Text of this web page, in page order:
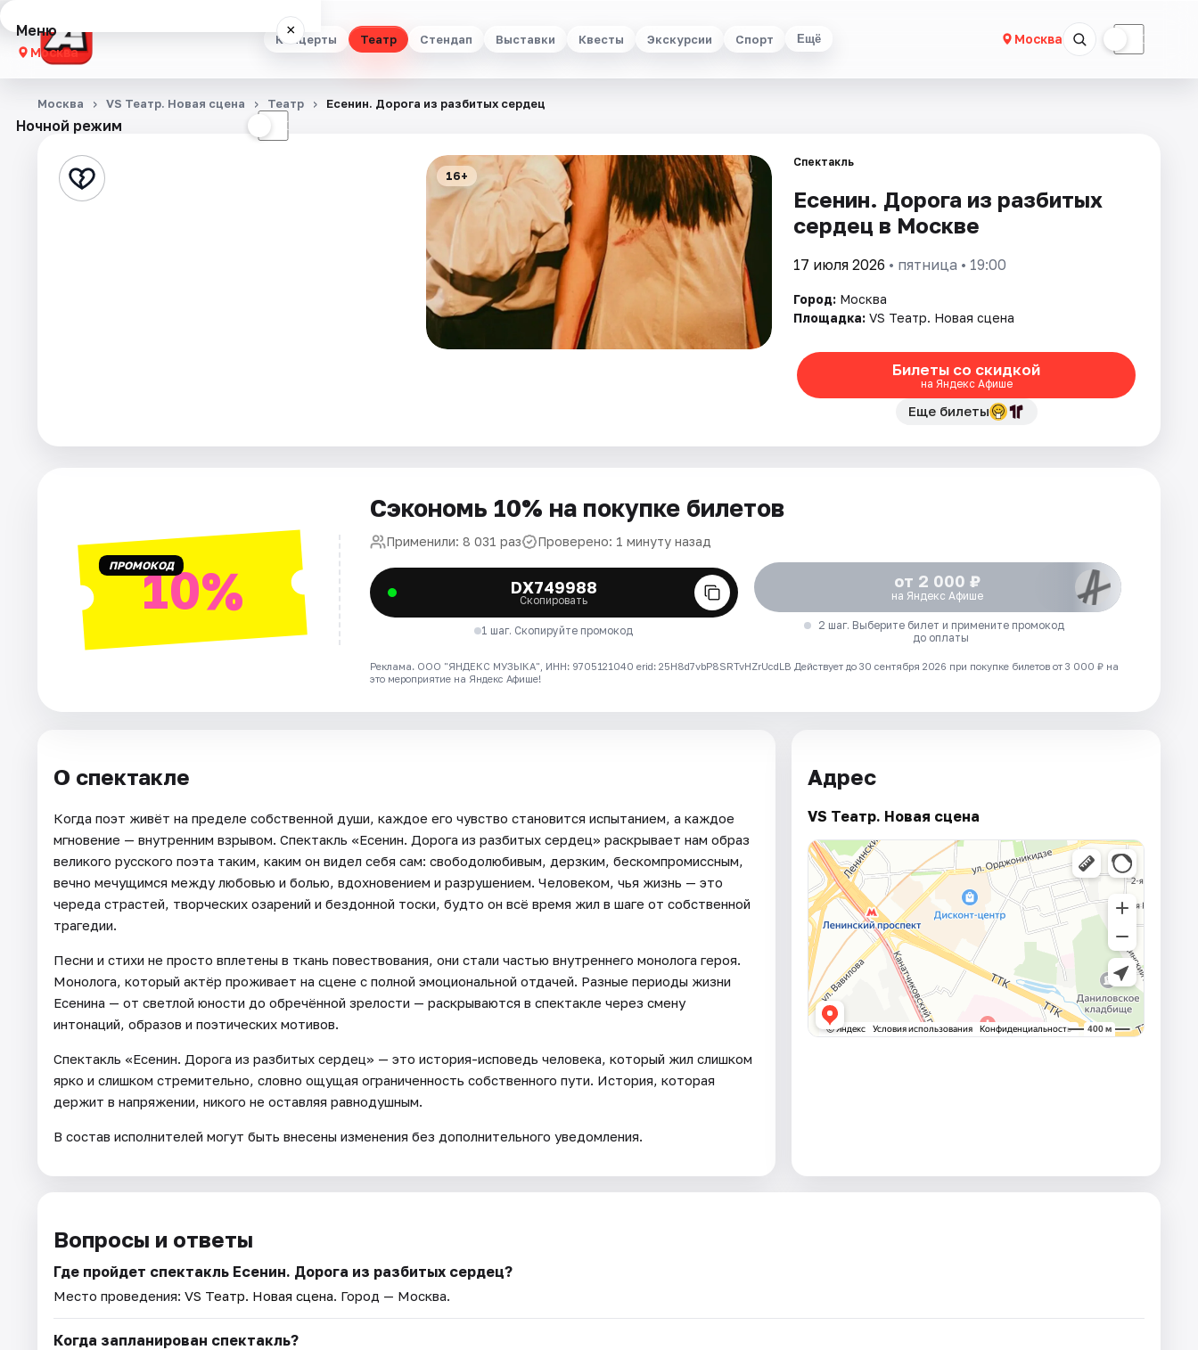
Концерты Театр Стендап Выставки Квесты Экскурсии Спорт Ещё Москва ☾
Меню ×
Москва
Концерты
Стендап
Города
Рейтинги
Ночной режим ☾
Москва VS Театр. Новая сцена Театр Есенин. Дорога из разбитых сердец
16+
Спектакль
Есенин. Дорога из разбитых
сердец в Москве
17 июля 2026 • пятница • 19:00
Город: Москва
Площадка: VS Театр. Новая сцена
Билеты со скидкой
на Яндекс Афише
Еще билеты
ПРОМОКОД10%
Сэкономь 10% на покупке билетов
Применили: 8 031 раз Проверено: 1 минуту назад
DX749988
Скопировать
1 шаг. Скопируйте промокод
от 2 000 ₽
на Яндекс Афише
2 шаг. Выберите билет и примените промокод
до оплаты
Реклама. ООО "ЯНДЕКС МУЗЫКА", ИНН: 9705121040 erid: 25H8d7vbP8SRTvHZrUcdLB Действует до 30 сентября 2026 при покупке билетов от 3 000 ₽ на
это мероприятие на Яндекс Афише!
О спектакле
Когда поэт живёт на пределе собственной души, каждое его чувство становится испытанием, а каждое
мгновение — внутренним взрывом. Спектакль «Есенин. Дорога из разбитых сердец» раскрывает нам образ
великого русского поэта таким, каким он видел себя сам: свободолюбивым, дерзким, бескомпромиссным,
вечно мечущимся между любовью и болью, вдохновением и разрушением. Человеком, чья жизнь — это
череда страстей, творческих озарений и бездонной тоски, будто он всё время жил в шаге от собственной
трагедии.
Песни и стихи не просто вплетены в ткань повествования, они стали частью внутреннего монолога героя.
Монолога, который актёр проживает на сцене с полной эмоциональной отдачей. Разные периоды жизни
Есенина — от светлой юности до обречённой зрелости — раскрываются в спектакле через смену
интонаций, образов и поэтических мотивов.
Спектакль «Есенин. Дорога из разбитых сердец» — это история-исповедь человека, который жил слишком
ярко и слишком стремительно, словно ощущая ограниченность собственного пути. История, которая
держит в напряжении, никого не оставляя равнодушным.
В состав исполнителей могут быть внесены изменения без дополнительного уведомления.
Адрес
VS Театр. Новая сцена
Вопросы и ответы
Где пройдет спектакль Есенин. Дорога из разбитых сердец?
Место проведения: VS Театр. Новая сцена. Город — Москва.
Когда запланирован спектакль?